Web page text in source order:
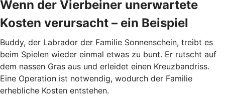
Wenn der Vierbeiner unerwartete
Kosten verursacht – ein Beispiel
Buddy, der Labrador der Familie Sonnenschein, treibt es
beim Spielen wieder einmal etwas zu bunt. Er rutscht auf
dem nassen Gras aus und erleidet einen Kreuzbandriss.
Eine Operation ist notwendig, wodurch der Familie
erhebliche Kosten entstehen.